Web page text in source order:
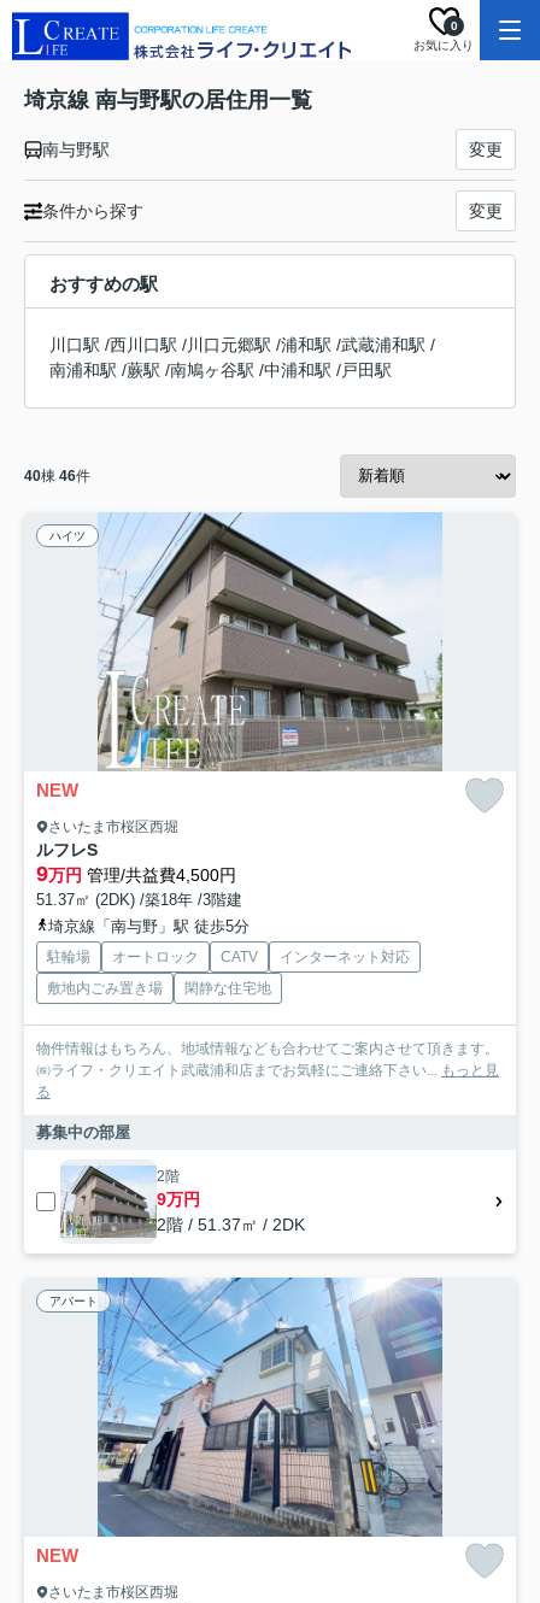
お気に入り
0
埼京線 南与野駅の居住用一覧
南与野駅 変更
条件から探す 変更
おすすめの駅
川口駅 /西川口駅 /川口元郷駅 /浦和駅 /武蔵浦和駅 /
南浦和駅 /蕨駅 /南鳩ヶ谷駅 /中浦和駅 /戸田駅
40棟 46件
ハイツ
NEW
さいたま市桜区西堀
ルフレS
9万円 管理/共益費4,500円
51.37㎡ (2DK) /築18年 /3階建
埼京線「南与野」駅 徒歩5分
駐輪場 オートロック CATV
インターネット対応
敷地内ごみ置き場
閑静な住宅地
物件情報はもちろん、地域情報なども合わせてご案内させて頂きます。
㈱ライフ・クリエイト武蔵浦和店までお気軽にご連絡下さい... もっと見
る
募集中の部屋
2階
9万円
2階 / 51.37㎡ / 2DK
アパート
NEW
さいたま市桜区西堀